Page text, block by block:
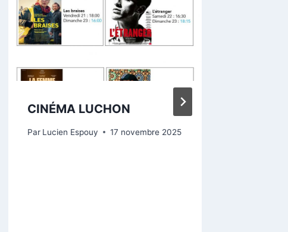
CINÉMA LUCHON
Par Lucien Espouy 17 novembre 2025